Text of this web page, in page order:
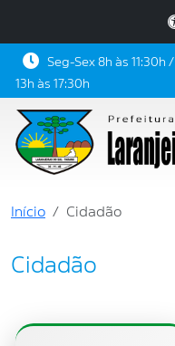
Seg-Sex 8h às 11:30h /
13h às 17:30h
Início Cidadão
Cidadão